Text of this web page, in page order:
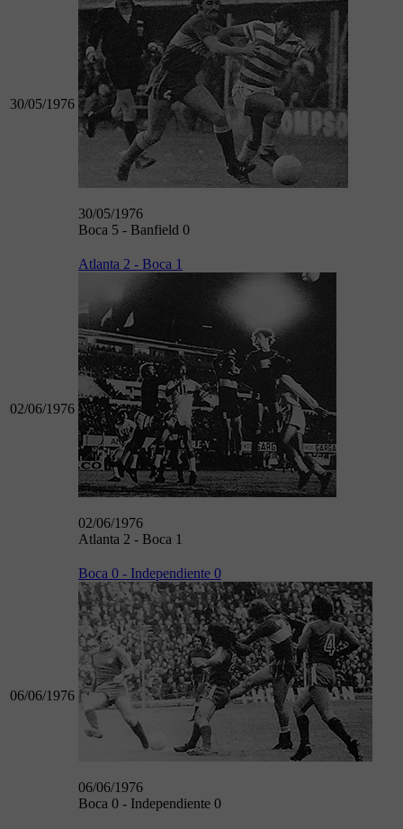
30/05/1976
30/05/1976
Boca 5 - Banfield 0
02/06/1976
Atlanta 2 - Boca 1
02/06/1976
Atlanta 2 - Boca 1
06/06/1976
Boca 0 - Independiente 0
06/06/1976
Boca 0 - Independiente 0